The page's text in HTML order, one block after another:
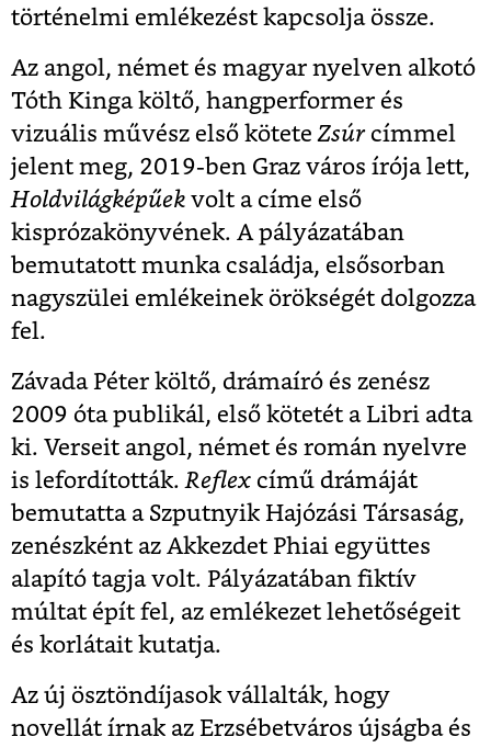
történelmi emlékezést kapcsolja össze.
Az angol, német és magyar nyelven alkotó
Tóth Kinga költő, hangperformer és
vizuális művész első köteteZsúrcímmel
jelent meg, 2019-ben Graz város írója lett,
Holdvilágképűek volt a címe első
kisprózakönyvének. A pályázatában
bemutatott munka családja, elsősorban
nagyszülei emlékeinek örökségét dolgozza
fel.
Závada Péter költő, drámaíró és zenész
2009 óta publikál, első kötetét a Libri adta
ki. Verseit angol, német és román nyelvre
is lefordították. Reflex című drámáját
bemutatta a Szputnyik Hajózási Társaság,
zenészként az Akkezdet Phiai együttes
alapító tagja volt. Pályázatában fiktív
múltat épít fel, az emlékezet lehetőségeit
és korlátait kutatja.
Az új ösztöndíjasok vállalták, hogy
novellát írnak az Erzsébetváros újságba és